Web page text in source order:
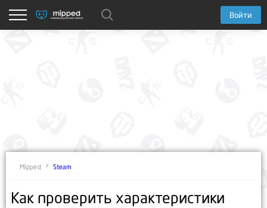
Войти
Mipped Steam
Как проверить характеристики